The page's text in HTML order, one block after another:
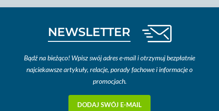
NEWSLETTER
Bądź na bieżąco! Wpisz swój adres e-mail i otrzymuj bezpłatnie
najciekawsze artykuły, relacje, porady fachowe i informacje o
promocjach.
DODAJ SWÓJ E-MAIL